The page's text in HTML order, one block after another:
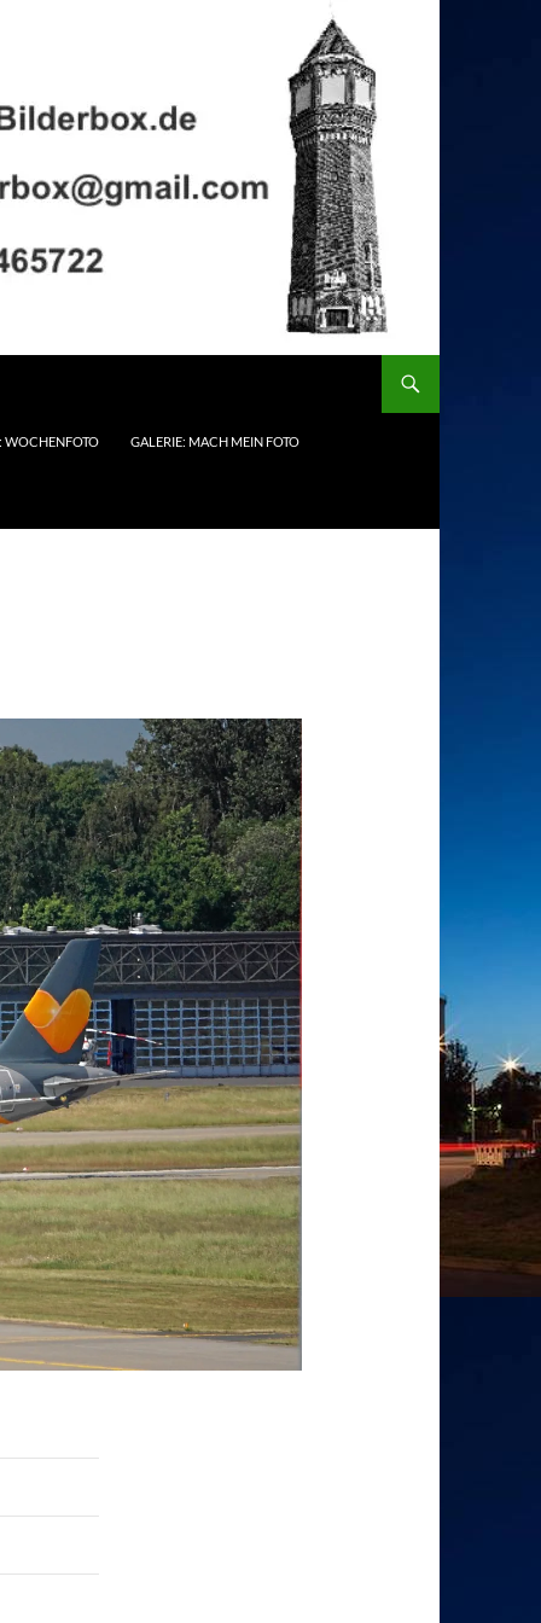
WOCHENFOTO GALERIE: MACH MEIN FOTO